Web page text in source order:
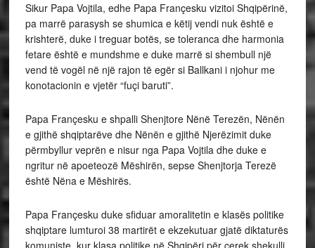
Sikur Papa Vojtila, edhe Papa Françesku vizitoi Shqipërinë,
pa marrë parasysh se shumica e këtij vendi nuk është e
krishterë, duke i treguar botës, se toleranca dhe harmonia
fetare është e mundshme e duke marrë si shembull një
vend të vogël në një rajon të egër si Ballkani i njohur me
konotacionin e vjetër “fuçi baruti”.
Papa Françesku e shpalli Shenjtore Nënë Terezën, Nënën
e gjithë shqiptarëve dhe Nënën e gjithë Njerëzimit duke
përmbyllur veprën e nisur nga Papa Vojtila dhe duke e
ngritur në apoeteozë Mëshirën, sepse Shenjtorja Terezë
është Nëna e Mëshirës.
Papa Françesku duke sfiduar amoralitetin e klasës politike
shqiptare lumturoi 38 martirët e ekzekutuar gjatë diktaturës
komuniste, kur klasa politike në Shqipëri për çerek shekulli